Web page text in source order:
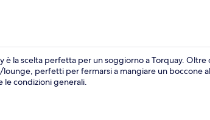
è la scelta perfetta per un soggiorno a Torquay. Oltre
perfetti per fermarsi a mangiare un boccone
le condizioni generali.